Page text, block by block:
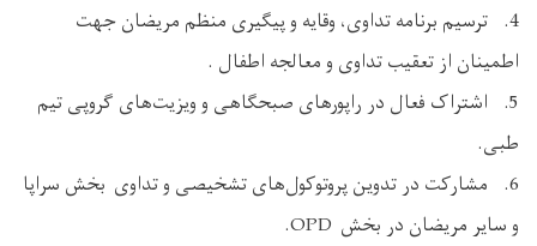
4. ترسیم برنامه تداوی، وقایه و پیگیری منظم مریضان جهت
اطمینان از تعقیب تداوی و معالجه اطفال .
5. اشتراک فعال در راپورهای صبحگاهی و ویزیت‌های گروپی تیم
طبی.
6. مشارکت در تدوین پروتوکول‌های تشخیصی و تداوی بخش سراپا
و سایر مریضان در بخش OPD.